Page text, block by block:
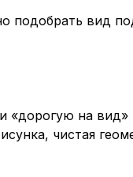
подобрать вид
на вид»
чистая